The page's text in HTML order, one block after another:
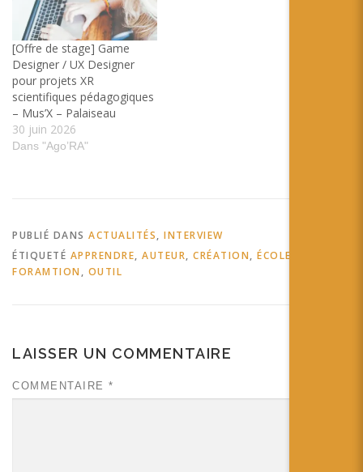
[Offre de stage] Game
Designer / UX Designer
pour projets XR
scientifiques pédagogiques
– Mus’X – Palaiseau
30 juin 2026
Dans "Ago’RA"
PUBLIÉ DANS ACTUALITÉS, INTERVIEW
ÉTIQUETÉ APPRENDRE, AUTEUR, CRÉATION, ÉCOLE
FORAMTION , OUTIL
LAISSER UN COMMENTAIRE
COMMENTAIRE *